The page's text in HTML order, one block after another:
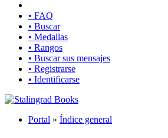
• FAQ
• Buscar
• Medallas
• Rangos
• Buscar sus mensajes
• Registrarse
• Identificarse
Portal » Índice general